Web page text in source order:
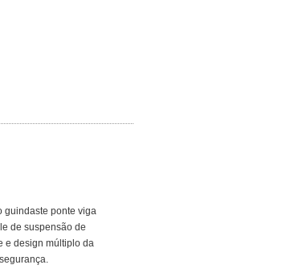
guindaste ponte viga
de suspensão de
e design múltiplo da